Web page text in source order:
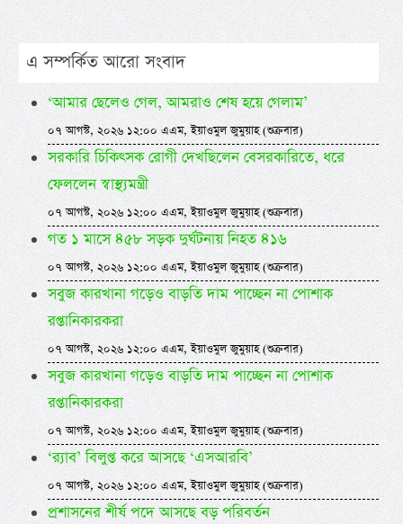
এ সম্পর্কিত আরো সংবাদ
‘আমার ছেলেও গেল, আমরাও শেষ হয়ে গেলাম’
০৭ আগস্ট, ২০২৬ ১২:০০ এএম, ইয়াওমুল জুমুয়াহ (শুক্রবার)
সরকারি চিকিৎসক রোগী দেখছিলেন বেসরকারিতে, ধরে
ফেললেন স্বাস্থ্যমন্ত্রী
০৭ আগস্ট, ২০২৬ ১২:০০ এএম, ইয়াওমুল জুমুয়াহ (শুক্রবার)
গত ১ মাসে ৪৫৮ সড়ক দুর্ঘটনায় নিহত ৪১৬
০৭ আগস্ট, ২০২৬ ১২:০০ এএম, ইয়াওমুল জুমুয়াহ (শুক্রবার)
সবুজ কারখানা গড়েও বাড়তি দাম পাচ্ছেন না পোশাক
রপ্তানিকারকরা
০৭ আগস্ট, ২০২৬ ১২:০০ এএম, ইয়াওমুল জুমুয়াহ (শুক্রবার)
সবুজ কারখানা গড়েও বাড়তি দাম পাচ্ছেন না পোশাক
রপ্তানিকারকরা
০৭ আগস্ট, ২০২৬ ১২:০০ এএম, ইয়াওমুল জুমুয়াহ (শুক্রবার)
‘র‍্যাব’ বিলুপ্ত করে আসছে ‘এসআরবি’
০৭ আগস্ট, ২০২৬ ১২:০০ এএম, ইয়াওমুল জুমুয়াহ (শুক্রবার)
প্রশাসনের শীর্ষ পদে আসছে বড় পরিবর্তন